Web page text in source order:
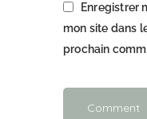
Enregistrer
mon site dans
prochain